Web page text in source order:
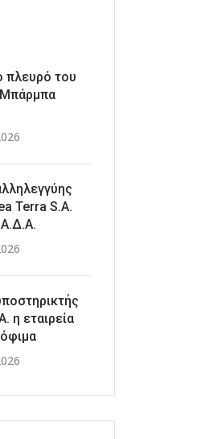
πλευρό του
Terra S.A.
η εταιρεία